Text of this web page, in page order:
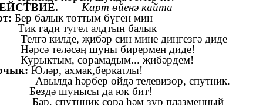
Карт өйенә кайта
Бер балык тоттым бүген мин
Тик гади тугел алдтын балык
килде, җибәр син мине диңгезгә диде
теләсәң шуны бирермен диде!
сорамадым... җибәрдем!
Юләр, ахмак,беркатлы!
Авылда һәрбер өйдә телевизор, спутник.
шунысы да юк бит!
Бар, спутнник сора һәм зур плазменный